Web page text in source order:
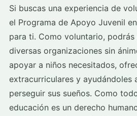
Si buscas una experiencia de
el Programa de Apoyo Juvenil
para ti. Como voluntario,
diversas organizaciones sin
apoyar a niños necesitados,
extracurriculares y ayudándoles
perseguir sus sueños. Como
educación es un derecho